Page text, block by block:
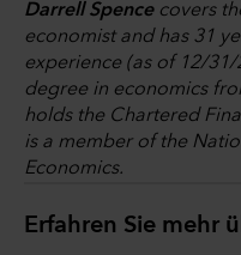
Darrell Spencecovers
economist and has 31
experience (as of 12/31/
degree in economics
holds the Chartered
is a member of the
Economics.
Erfahren Sie mehr